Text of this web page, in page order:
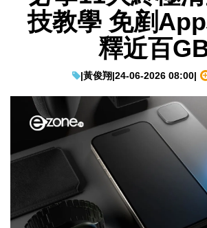
網絡生活
EduTech
IT Times
生成式AI與雲端應用
Enterprise Digital Transformation
技教學 免剷
釋近百
|黃俊翔|24-06-2026 08:00|